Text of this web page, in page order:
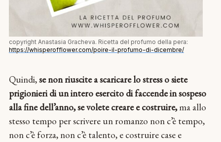
copyright Anastasia Gracheva. Ricetta del profumo della pera:
https://whisperofflower.com/poire-il-profumo-di-dicembre/
Quindi,se non riuscite a scaricare lo stress o siete
prigionieri di un intero esercito di faccende in sospeso
alla fine dell’anno, se volete creare e costruire,ma allo
stesso tempo per scrivere un romanzo non c’è tempo,
non c’è forza, non c’è talento, e costruire case e